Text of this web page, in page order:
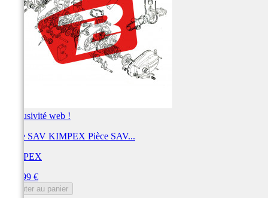
Exclusivité web !
Pièce SAV KIMPEX Pièce SAV...
KIMPEX
917,99 €
Ajouter au panier